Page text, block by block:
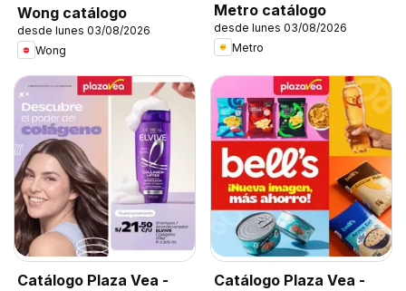
Wong catálogo
desde lunes 03/08/2026
Wong
Metro catálogo
desde lunes 03/08/2026
Metro
Catálogo Plaza Vea -
Catálogo Plaza Vea -